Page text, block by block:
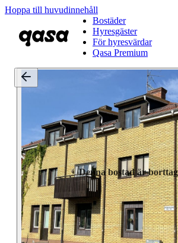
Hoppa till huvudinnehåll
Bostäder
Hyresgäster
För hyresvärdar
Qasa Premium
Denna bostad är